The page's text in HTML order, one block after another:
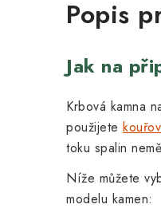
Popis
Jak na
Krbová kamna
použijete
toku spalin
Níže můžete
modelu kamen: